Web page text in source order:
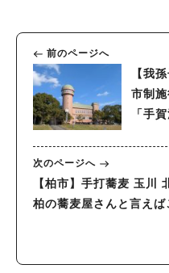
前のページへ
【我
市制
「手
次のページへ
【柏市】手打蕎麦 玉川
柏の蕎麦屋さんと言えば